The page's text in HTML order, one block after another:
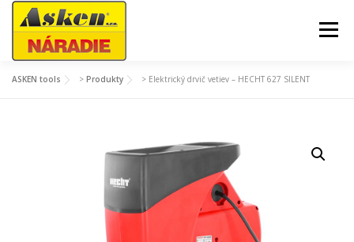
Prejsť
Menu
DIELŇA A GARÁŽ STAVBA
STROJE A TECHNIKA MÔJ ÚČET
ASKEN tools > Produkty > Elektrický drvič vetiev – HECHT 627 SILENT